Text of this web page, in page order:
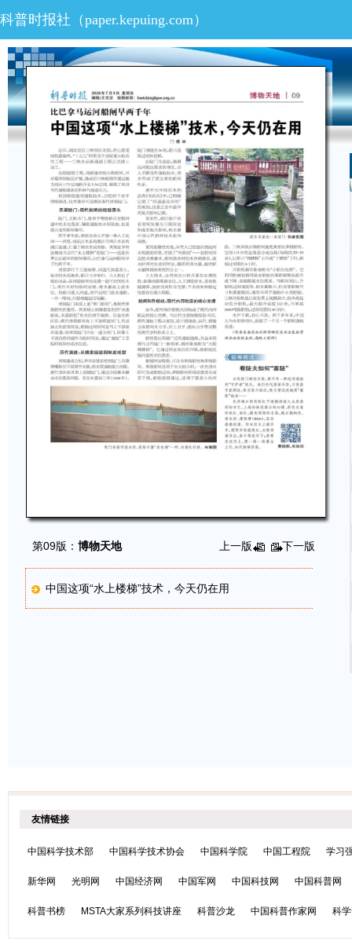
科普时报社（paper.kepuing.com）
第09版：博物天地 上一版 下一版
中国这项“水上楼梯”技术，今天仍在用
友情链接
中国科学技术部 中国科学技术协会 中国科学院 中国工程院 学习
新华网 光明网 中国经济网 中国军网 中国科技网 中国科普网
科普书榜 MSTA大家系列科技讲座 科普沙龙 中国科普作家网 科